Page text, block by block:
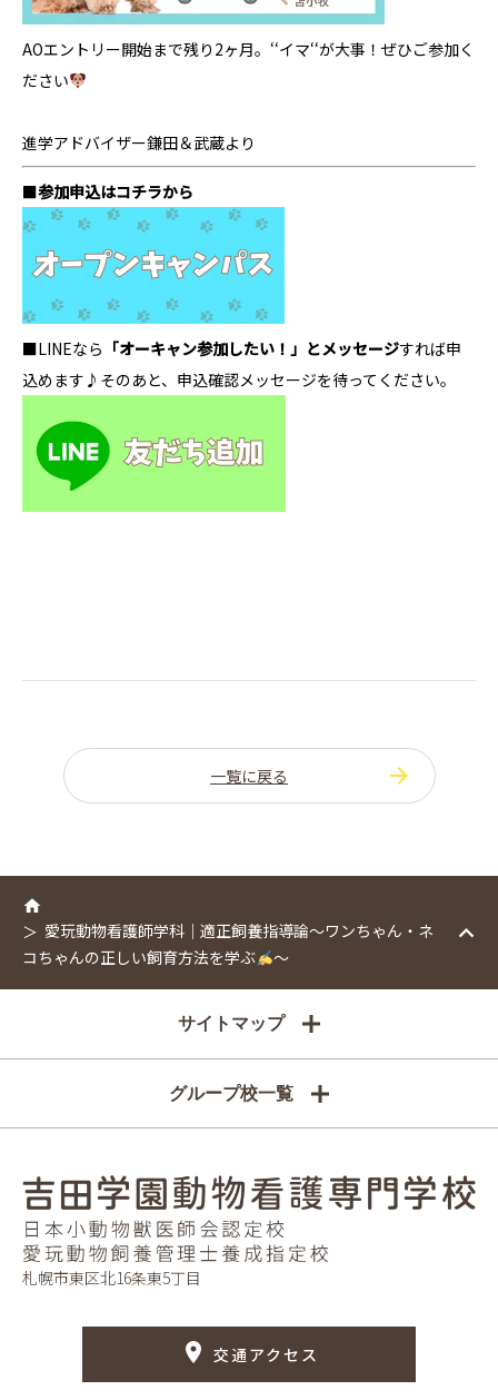
AOエントリー開始まで残り2ヶ月。‘‘イマ‘‘が大事！ぜひご参加く
ださい
進学アドバイザー鎌田＆武蔵より
■参加申込はコチラから
■LINEなら 「オーキャン参加したい！」とメッセージすれば申
込めます♪そのあと、申込確認メッセージを待ってください。
一覧に戻る
愛玩動物看護師学科｜適正飼養指導論～ワンちゃん・ネ
コちゃんの正しい飼育方法を学ぶ
～
サイトマップ
グループ校一覧
札幌市東区北16条東5丁目
交通アクセス